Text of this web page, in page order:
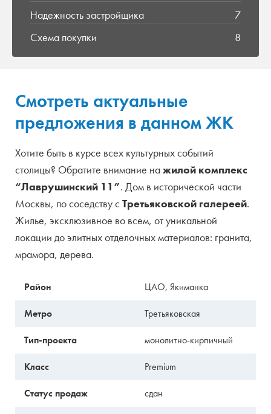
Надежность застройщика
7
Схема покупки
8
Смотреть актуальные
предложения в данном ЖК
Хотите быть в курсе всех культурных событий
столицы? Обратите внимание нажилой комплекс
“Лаврушинский 11”. Дом в исторической части
Москвы, по соседству сТретьяковской галереей.
Жилье, эксклюзивное во всем, от уникальной
локации до элитных отделочных материалов: гранита,
мрамора, дерева.
Район ЦАО, Якиманка
Метро Третьяковская
Тип-проекта монолитно-кирпичный
Класс Premium
Статус продаж сдан